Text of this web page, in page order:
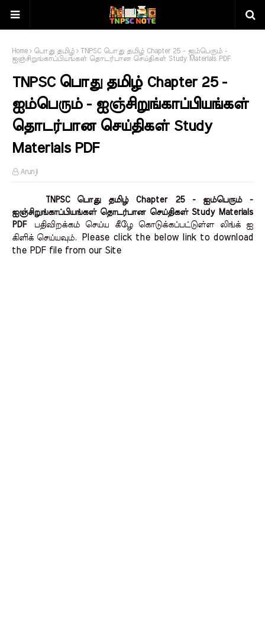
Home பொது தமிழ்
TNPSC பொது தமிழ் Chapter 25 - ஐம்பெரும் -
ஐஞ்சிறுங்காப்பியங்கள் தொடர்பான செய்திகள் Study Materials PDF
TNPSC பொது தமிழ் Chapter 25 -
ஐம்பெரும் - ஐஞ்சிறுங்காப்பியங்கள்
தொடர்பான செய்திகள் Study
Materials PDF
Arunji
TNPSC பொது தமிழ் Chapter 25 - ஐம்பெரும் -
ஐஞ்சிறுங்காப்பியங்கள் தொடர்பான செய்திகள் Study Materials
PDF
பதிவிறக்கம் செய்ய கீழே கொடுக்கப்பட்டுள்ள லிங்க் ஐ
கிளிக் செய்யவும்.
Please click the below link to download
the PDF file from our Site